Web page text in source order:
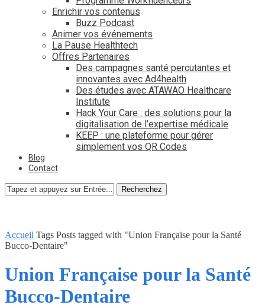
Enrichir vos contenus
Buzz Podcast
Animer vos événements
La Pause Healthtech
Offres Partenaires
Des campagnes santé percutantes et
innovantes avec Ad4health
Des études avec ATAWAO Healthcare
Institute
Hack Your Care : des solutions pour la
digitalisation de l’expertise médicale
KEEP : une plateforme pour gérer
simplement vos QR Codes
Blog
Contact
Recherchez
Accueil Tags Posts tagged with "Union Française pour la Santé
Bucco-Dentaire"
Union Française pour la Santé
Bucco-Dentaire